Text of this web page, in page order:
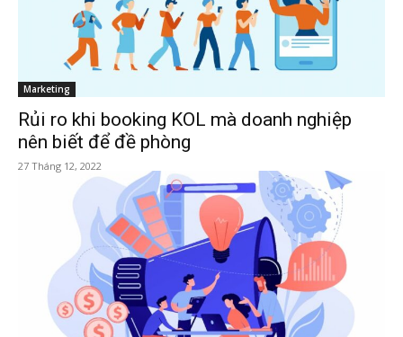
Marketing
Rủi ro khi booking KOL mà doanh nghiệp
nên biết để đề phòng
27 Tháng 12, 2022